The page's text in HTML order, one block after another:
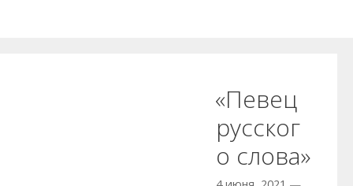
«Певец
русског
о слова»